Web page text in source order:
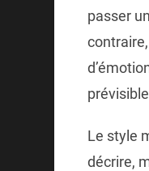
passer
Le style
décrire,